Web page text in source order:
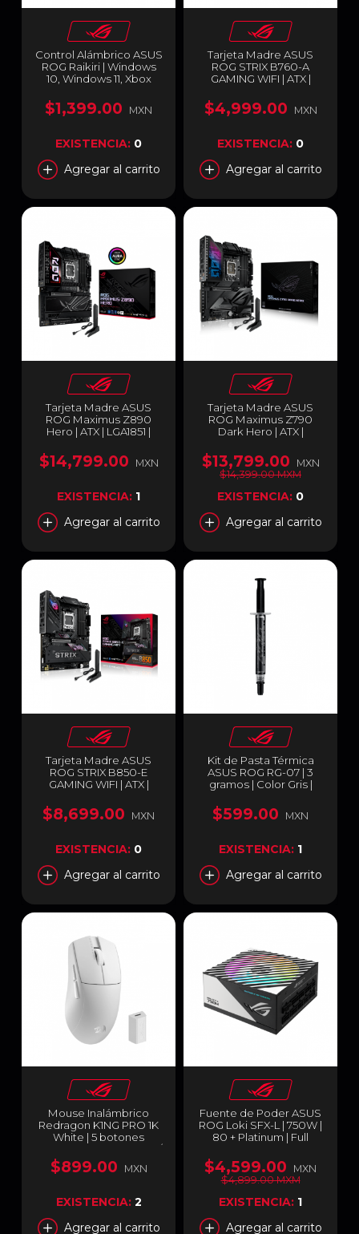
Control Alámbrico ASUS
ROG Raikiri | Windows
10, Windows 11, Xbox
GU200X ROG
RAIKIRI/BK/WW
$1,399.00 MXN
EXISTENCIA: 0
Agregar al carrito
Tarjeta Madre ASUS
ROG STRIX B760-A
GAMING WIFI | ATX |
DDR5 Hasta 192GB | Wi-
Fi 6E / Bluetooth v5.3 |
$4,999.00 MXN
EXISTENCIA: 0
Agregar al carrito
Tarjeta Madre ASUS
ROG Maximus Z890
Hero | ATX | LGA1851 |
256GB | HDMI /
DisplayPort /
Bluetooth v5.4 | ROG
MAXIMUS Z890 HERO
$14,799.00 MXN
EXISTENCIA: 1
Agregar al carrito
Tarjeta Madre ASUS
ROG Maximus Z790
Dark Hero | ATX |
DDR5 Hasta 192GB |
HDMI / Thunderbolt | Wi-
Fi 7 / Bluetooth 5.4 | ROG
MAXIMUS Z790 DARK
HERO
$13,799.00
MXN
$14,399.00 MXM
EXISTENCIA: 0
Agregar al carrito
Tarjeta Madre ASUS
ROG STRIX B850-E
GAMING WIFI | ATX |
B850 | RAM DDR5
192GB(Máx) | Display
7 / Bluetooth v5.4 | ROG
STRIX B850-E GAMING
$8,699.00 MXN
EXISTENCIA: 0
Agregar al carrito
Kit de Pasta Térmica
ASUS ROG RG-07 | 3
gramos | Color Gris |
$599.00 MXN
EXISTENCIA: 1
Agregar al carrito
Mouse Inalámbrico
Redragon K1NG PRO 1K
White | 5 botones
programables | 2.4 GHz /
Bluetooth / USB-A |
Sensor Pixart 3395 |
Blanco | M916W-PRO-1K
$899.00 MXN
EXISTENCIA: 2
Agregar al carrito
Fuente de Poder ASUS
ROG Loki SFX-L | 750W |
80 + Platinum | Full
LOKI-750P-SFX-L-
GAMING
$4,599.00
MXN
$4,899.00 MXM
EXISTENCIA: 1
Agregar al carrito